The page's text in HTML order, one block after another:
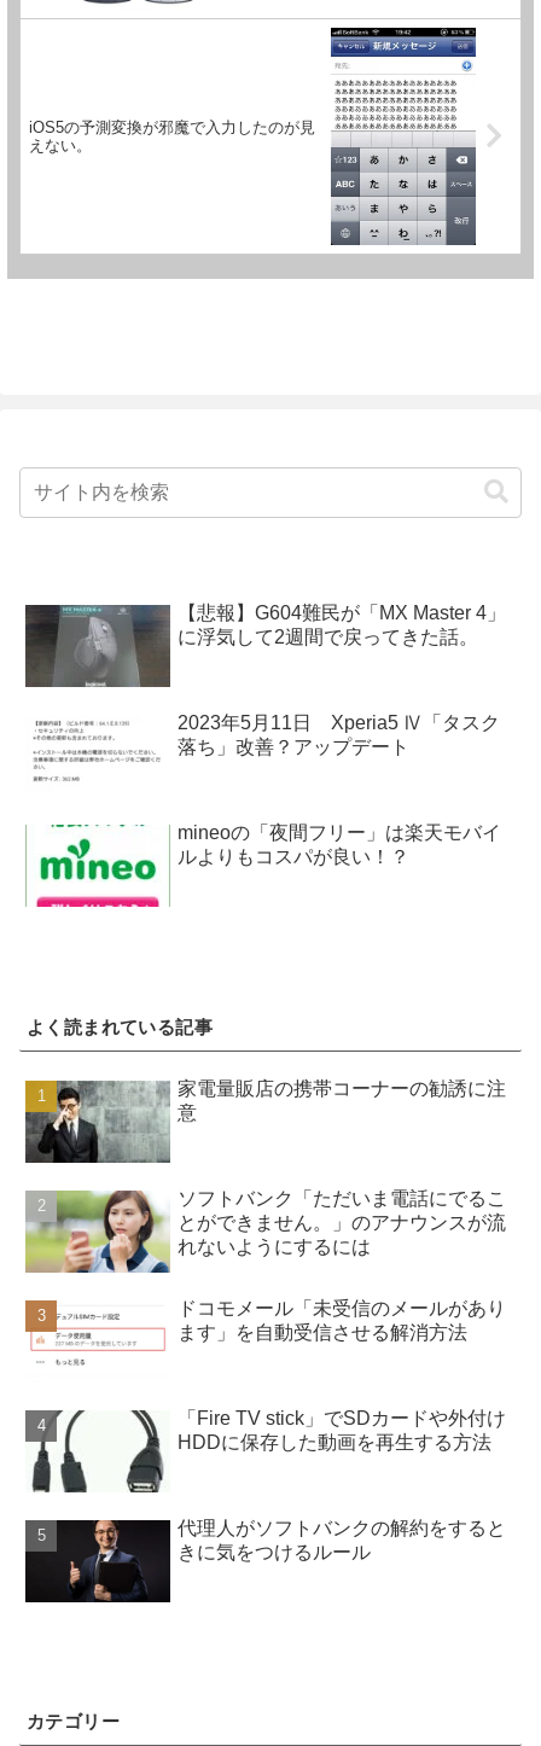
iOS5の予測変換が邪魔で入力したのが見
えない。
【悲報】G604難民が「MX Master 4」
に浮気して2週間で戻ってきた話。
2023年5月11日 Xperia5 Ⅳ「タスク
落ち」改善？アップデート
mineoの「夜間フリー」は楽天モバイ
ルよりもコスパが良い！？
よく読まれている記事
家電量販店の携帯コーナーの勧誘に注
意
ソフトバンク「ただいま電話にでるこ
とができません。」のアナウンスが流
れないようにするには
ドコモメール「未受信のメールがあり
ます」を自動受信させる解消方法
「Fire TV stick」でSDカードや外付け
HDDに保存した動画を再生する方法
代理人がソフトバンクの解約をすると
きに気をつけるルール
カテゴリー